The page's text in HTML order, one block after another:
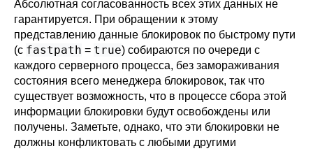
Абсолютная согласованность всех этих данных не
гарантируется. При обращении к этому
представлению данные блокировок по быстрому пути
(с fastpath = true) собираются по очереди с
каждого серверного процесса, без замораживания
состояния всего менеджера блокировок, так что
существует возможность, что в процессе сбора этой
информации блокировки будут освобождены или
получены. Заметьте, однако, что эти блокировки не
должны конфликтовать с любыми другими